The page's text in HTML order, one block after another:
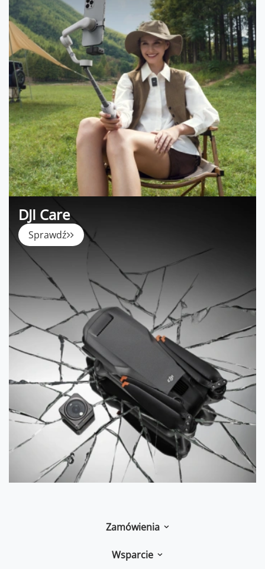
DJI Care
Sprawdź
Zamówienia
Wsparcie